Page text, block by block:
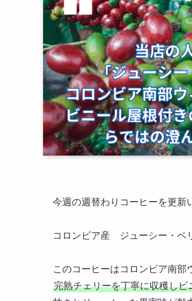
今週の週替わりコーヒーを更新
コロンビア産 ジューシー・
このコーヒーはコロンビア南部
完熟チェリーを丁寧に収穫し